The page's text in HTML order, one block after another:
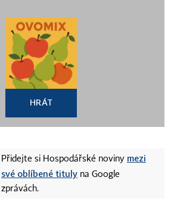
HRÁT
Přidejte si Hospodářské noviny mezi
své oblíbené tituly na Google
zprávách.